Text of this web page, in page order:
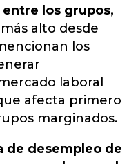
los grupos,
más alto desde
los
laboral
afecta primero
marginados.
de desempleo de